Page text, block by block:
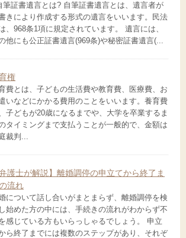
筆証書遺言とは? 自筆証書遺言とは、遺言者が
きにより作成する形式の遺言をいいます。民法
、968条1項に規定されています。 遺言には、
他にも公正証書遺言(969条)や秘密証書遺言(...
権
費とは、子どもの生活費や教育費、医療費、お
いなどにかかる費用のことをいいます。養育費
子どもが20歳になるまでや、大学を卒業するま
タイミングまで支払うことが一般的で、金額は
裁判...
弁護士が解説】離婚調停の申立てから終了ま
流れ
について話し合いがまとまらず、離婚調停を検
始めた方の中には、手続きの流れがわからず不
感じている方もいらっしゃるでしょう。 申立
ら終了までには複数のステップがあり、それぞ